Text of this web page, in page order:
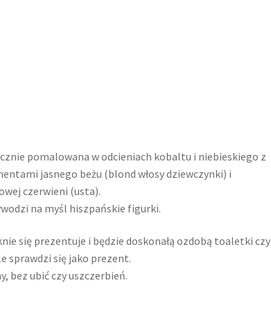
pomalowana w odcieniach kobaltu i niebieskiego z
jasnego beżu (blond włosy dziewczynki) i
czerwieni (usta).
na myśl hiszpańskie figurki.
się prezentuje i będzie doskonałą ozdobą toaletki czy
sprawdzi się jako prezent.
bez ubić czy uszczerbień.